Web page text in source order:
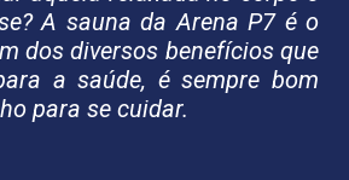
A sauna da Arena P7 é o
dos diversos benefícios que
a saúde, é sempre bom
para se cuidar.